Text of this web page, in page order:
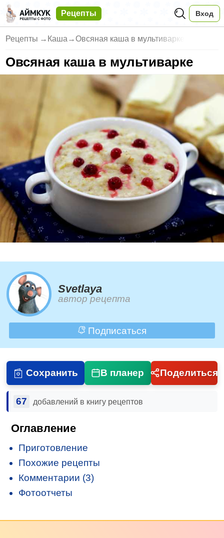
Рецепты Вход
Рецепты → Каша →Овсяная каша в мультиварке
Овсяная каша в мультиварке
Svetlaya
автор рецепта
Подписаться
Сохранить В планер Поделиться
67 добавлений в книгу рецептов
Оглавление
Приготовление
Похожие рецепты
Комментарии (3)
Фотоотчеты